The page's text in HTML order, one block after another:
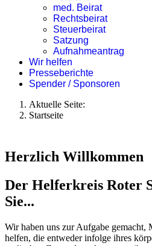
med. Beirat
Rechtsbeirat
Steuerbeirat
Satzung
Aufnahmeantrag
Wir helfen
Presseberichte
Spender / Sponsoren
Aktuelle Seite:
Startseite
Herzlich Willkommen
Der Helferkreis Roter
Sie...
Wir haben uns zur Aufgabe gemacht,
helfen, die entweder infolge ihres